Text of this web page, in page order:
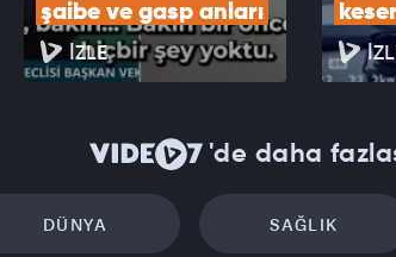
şaibe ve gasp anları
İZLE
'de daha
DÜNYA SAĞLIK